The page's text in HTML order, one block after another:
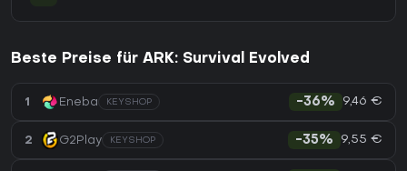
Beste Preise für ARK: Survival Evolved
1 Eneba KEYSHOP -36% 9,46 €
2 G2Play KEYSHOP -35% 9,55 €